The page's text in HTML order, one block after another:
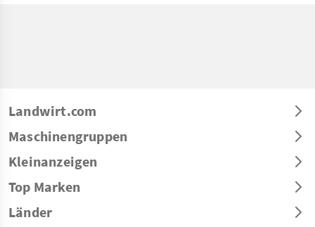
Landwirt.com
Maschinengruppen
Kleinanzeigen
Top Marken
Länder